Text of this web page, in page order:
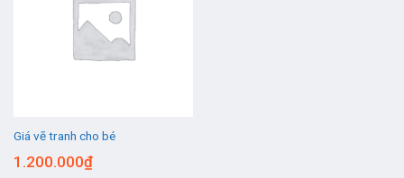
Giá vẽ tranh cho bé
1.200.000₫